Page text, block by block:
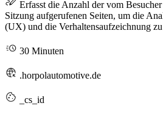
Erfasst die Anzahl der vom
Sitzung aufgerufenen Seiten, um die
(UX) und die Verhaltensaufzeichnung
30 Minuten
.horpolautomotive.de
_cs_id